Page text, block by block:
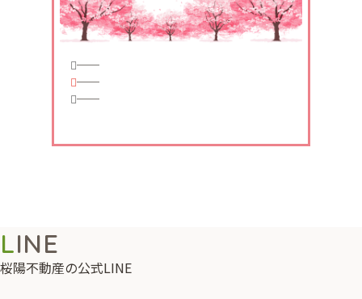
──
──
──
LINE
桜陽不動産の公式LINE